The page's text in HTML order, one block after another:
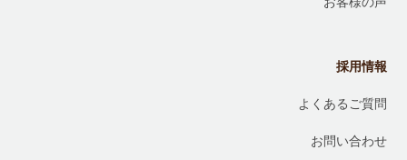
採用情報
よくあるご質問
お問い合わせ